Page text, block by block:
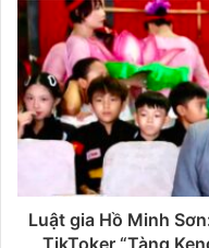
Luật gia Hồ Minh
TikToker “Tàng